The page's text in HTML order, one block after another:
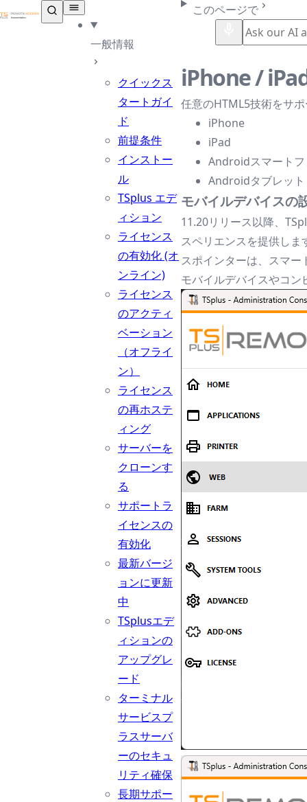
TSplus ドキュメンテーション ®
一般情報
クイックス
タートガイ
ド
前提条件
インストー
ル
TSplus エデ
ィション
ライセンス
の有効化 (オ
ンライン)
ライセンス
のアクティ
ベーション
（オフライ
ン）
ライセンス
の再ホステ
ィング
サーバーを
クローンす
る
サポートラ
イセンスの
有効化
最新バージ
ョンに更新
中
TSplusエデ
ィションの
アップグレ
ード
ターミナル
サービスプ
ラスサーバ
ーのセキュ
リティ確保
長期サポー
このページで
iPhone /
任意のHTML5技術をサ
iPhone
iPad
Androidスマート
Androidタブレット
モバイルデバイスの
11.20リリース以降、
スペリエンスを提供し
スポインターは、スマ
モバイルデバイスやコ